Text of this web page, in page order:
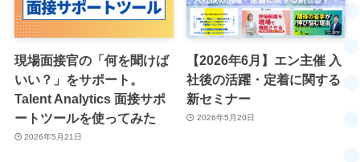
現場面接官の「何を聞けば
いい？」をサポート。
Talent Analytics 面接サポ
ートツールを使ってみた
2026年5月21日
【2026年6月】エン主催 入
社後の活躍・定着に関する
新セミナー
2026年5月20日